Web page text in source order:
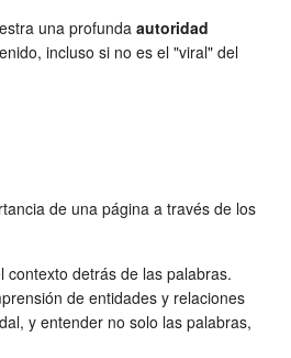
una profunda autoridad
incluso si no es el "viral" del
de una página a través de los
detrás de las palabras.
de entidades y relaciones
y entender no solo las palabras,